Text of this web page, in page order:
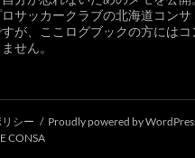
サッカークラブの北海道コン
が、ここログブックの方には
せん。
シー Proudly powered by
CONSA